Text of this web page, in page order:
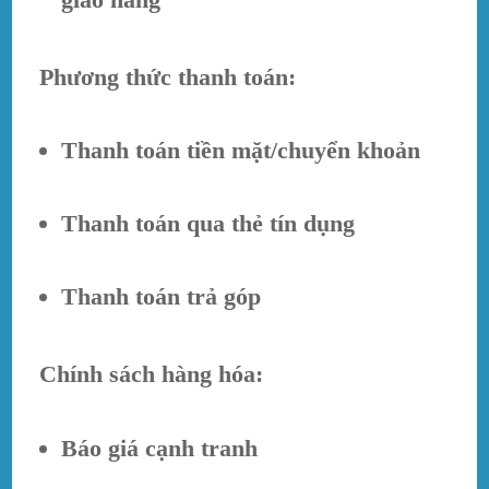
Phương thức thanh toán:
Thanh toán tiền mặt/chuyển khoản
Thanh toán qua thẻ tín dụng
Thanh toán trả góp
Chính sách hàng hóa:
Báo giá cạnh tranh